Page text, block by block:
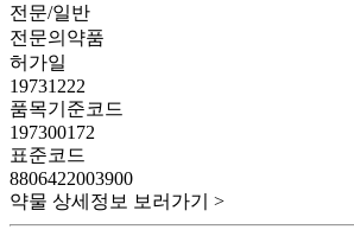
전문/일반
전문의약품
허가일
19731222
품목기준코드
197300172
표준코드
8806422003900
약물 상세정보 보러가기 >